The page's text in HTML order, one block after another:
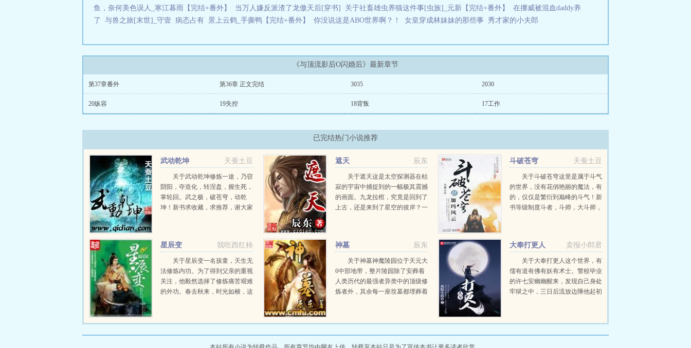
鱼，奈何美色误人_寒江暮雨【完结+番外】
当万人嫌反派渣了龙傲天后[穿书] 关于社畜雄虫养猫这件事[虫族]_元新【完结+番外】
在挪威被混血daddy养
了
与兽之旅[末世]_守壹 病态占有 景上云鹤_手撕鸭【完结+番外】 你没说这是ABO世界啊？！ 女皇穿成林妹妹的那些事 秀才家的小夫郎
《与顶流影后O闪婚后》最新章节
第37章番外 第36章 正文完结 3035 2030
20纵容 19失控 18背叛 17工作
已完结热门小说推荐
天蚕土豆
武动乾坤
关于武动乾坤修炼一途，乃窃
阴阳，夺造化，转涅盘，握生死，
掌轮回。武之极，破苍穹，动乾
坤！新书求收藏，求推荐，谢大家
辰东
遮天
关于遮天这是太空探测器在枯
寂的宇宙中捕捉到的一幅极其震撼
的画面。九龙拉棺，究竟是回到了
上古，还是来到了星空的彼岸？一
路，踏歌行...
天蚕土豆
斗破苍穹
关于斗破苍穹这里是属于斗气
的世界，没有花俏艳丽的魔法，有
的，仅仅是繁衍到巅峰的斗气！新
书等级制度斗者，斗师，大斗师，
我吃西红柿
星辰变
关于星辰变一名孩童，天生无
法修炼内功。为了得到父亲的重视
关注，他毅然选择了修炼痛苦艰难
的外功。春去秋来，时光如梭，这
的神秘晶石流星泪。这颗流星泪在
辰东
神墓
关于神墓神魔陵园位于天元大
6中部地带，整片陵园除了安葬着
人类历代的最强者异类中的顶级修
炼者外，其余每一座坟墓都埋葬着
死去万载岁月之后，从远古神墓中
卖报小郎君
大奉打更人
关于大奉打更人这个世界，有
儒有道有佛有妖有术士。警校毕业
的许七安幽幽醒来，发现自己身处
牢狱之中，三日后流放边陲他起初
日。多年后，许七...